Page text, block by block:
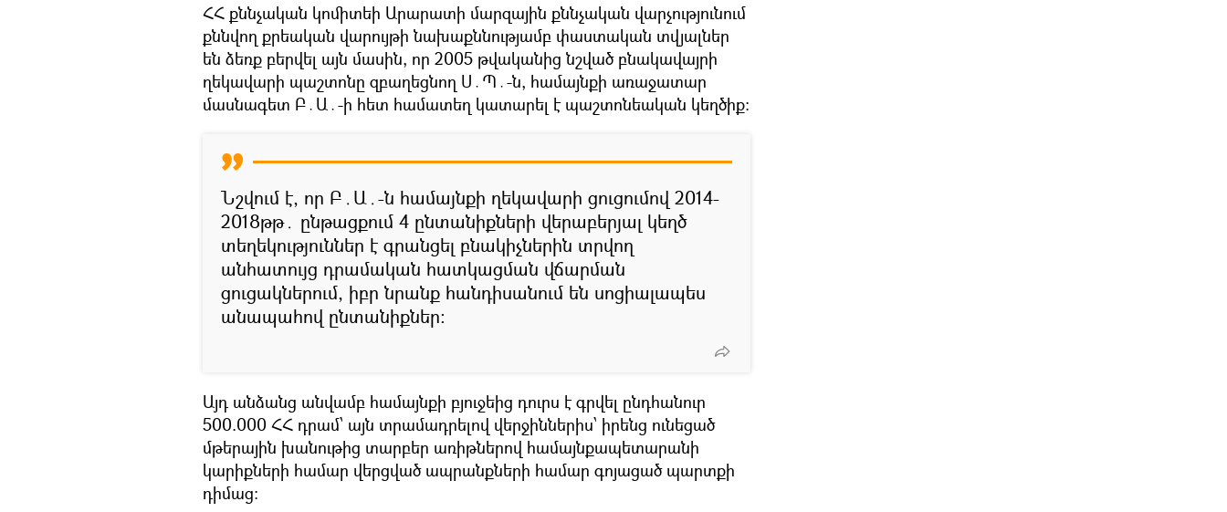
ՀՀ քննչական կոմիտեի Արարատի մարզային քննչական վարչությունում
քննվող քրեական վարույթի նախաքննությամբ փաստական տվյալներ
են ձեռք բերվել այն մասին, որ 2005 թվականից նշված բնակավայրի
ղեկավարի պաշտոնը զբաղեցնող Ս․Պ․-ն, համայնքի առաջատար
մասնագետ Բ․Ա․-ի հետ համատեղ կատարել է պաշտոնեական կեղծիք։
Նշվում է, որ Բ․Ա․-ն համայնքի ղեկավարի ցուցումով 2014-
2018թթ․ ընթացքում 4 ընտանիքների վերաբերյալ կեղծ
տեղեկություններ է գրանցել բնակիչներին տրվող
անհատույց դրամական հատկացման վճարման
ցուցակներում, իբր նրանք հանդիսանում են սոցիալապես
անապահով ընտանիքներ։
Այդ անձանց անվամբ համայնքի բյուջեից դուրս է գրվել ընդհանուր
500.000 ՀՀ դրամ՝ այն տրամադրելով վերջիններիս՝ իրենց ունեցած
մթերային խանութից տարբեր առիթներով համայնքապետարանի
կարիքների համար վերցված ապրանքների համար գոյացած պարտքի
դիմաց։